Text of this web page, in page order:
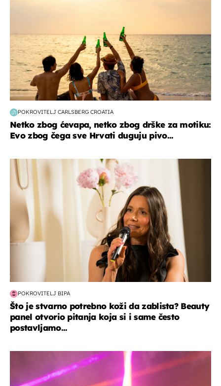
POKROVITELJ CARLSBERG CROATIA
Netko zbog ćevapa, netko zbog drške za motiku:
Evo zbog čega sve Hrvati duguju pivo...
moda & ljepota
POKROVITELJ BIPA
Što je stvarno potrebno koži da zablista? Beauty
panel otvorio pitanja koja si i same često
postavljamo...